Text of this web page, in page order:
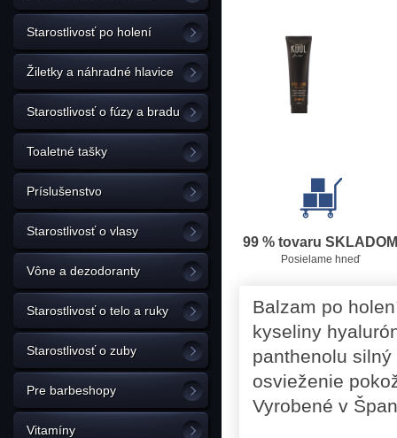
Starostlivosť po holení
Žiletky a náhradné hlavice
Starostlivosť o fúzy a bradu
Toaletné tašky
Príslušenstvo
Starostlivosť o vlasy
Vône a dezodoranty
Starostlivosť o telo a ruky
Starostlivosť o zuby
Pre barbeshopy
Vitamíny
99 % tovaru SKLADOM
Posielame hneď
Balzam po
kyseliny
panthenolu
osvieženie
Vyrobené v